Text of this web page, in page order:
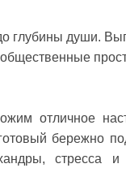
глубины души.
отличное
бережно
стресса и